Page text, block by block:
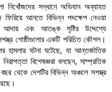
নিখোঁজদের সন্ধানে অভিযান অব্যাহত
আনতে বিভিন্ন পদক্ষেপ নেওয়া
এবং আতঙ্ক সৃষ্টির উদ্দেশ্যে
গোষ্ঠীগুলোর একটি পরিচিত কৌশল।
হামলার ঘটনা ঘটেছে, যা আন্তর্জাতিক
বিশেষজ্ঞরা বলছেন, সাম্প্রতিক
থেকে দেশটির বিভিন্ন অঞ্চলে সশস্ত্র